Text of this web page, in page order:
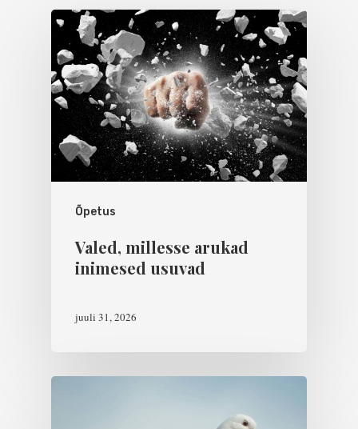
Õpetus
Valed, millesse arukad
inimesed usuvad
juuli 31, 2026